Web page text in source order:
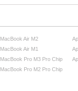
MacBook Air M2
MacBook Air M1
MacBook Pro M3 Pro Chip
MacBook Pro M2 Pro Chip